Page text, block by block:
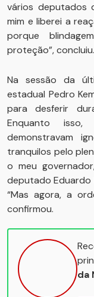
vários deputados
mim e liberei a
porque
proteção”, concluiu.
Na sessão da
estadual Pedro
para desferir
Enquanto
demonstravam
tranquilos pelo
o meu
deputado Eduardo
“Mas agora, a
confirmou.
da